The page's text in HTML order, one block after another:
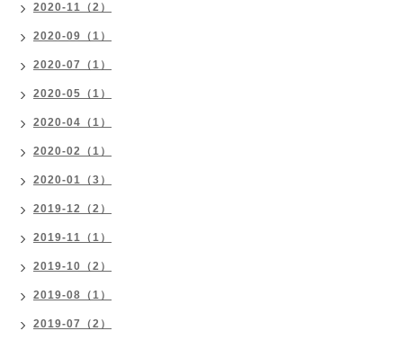
2020-11（2）
2020-09（1）
2020-07（1）
2020-05（1）
2020-04（1）
2020-02（1）
2020-01（3）
2019-12（2）
2019-11（1）
2019-10（2）
2019-08（1）
2019-07（2）